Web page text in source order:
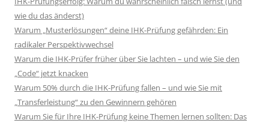
wie du das änderst)
Warum „Musterlösungen“ deine IHK-Prüfung gefährden: Ein
radikaler Perspektivwechsel
Warum die IHK-Prüfer früher über Sie lachten – und wie Sie den
„Code“ jetzt knacken
Warum 50% durch die IHK-Prüfung fallen – und wie Sie mit
„Transferleistung“ zu den Gewinnern gehören
Warum Sie für Ihre IHK-Prüfung keine Themen lernen sollten: Das